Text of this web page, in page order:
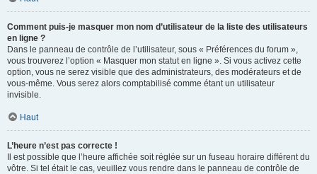
Comment puis-je masquer mon nom d’utilisateur de la liste des utilisateurs
en ligne ?
Dans le panneau de contrôle de l’utilisateur, sous « Préférences du forum »,
vous trouverez l’option « Masquer mon statut en ligne ». Si vous activez cette
option, vous ne serez visible que des administrateurs, des modérateurs et de
vous-même. Vous serez alors comptabilisé comme étant un utilisateur
invisible.
Haut
L’heure n’est pas correcte !
Il est possible que l’heure affichée soit réglée sur un fuseau horaire différent du
vôtre. Si tel était le cas, veuillez vous rendre dans le panneau de contrôle de